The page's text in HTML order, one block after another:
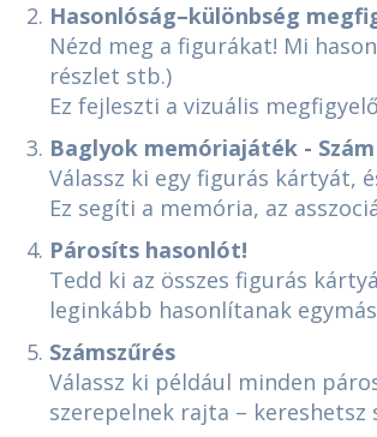
Hasonlóság–különbség
Nézd meg a figurákat! Mi
részlet stb.)
Ez fejleszti a vizuális
Baglyok memóriajáték -
Válassz ki egy figurás kártyát,
Ez segíti a memória, az
Párosíts hasonlót!
Tedd ki az összes figurás
leginkább hasonlítanak
Számszűrés
Válassz ki például minden
szerepelnek rajta –